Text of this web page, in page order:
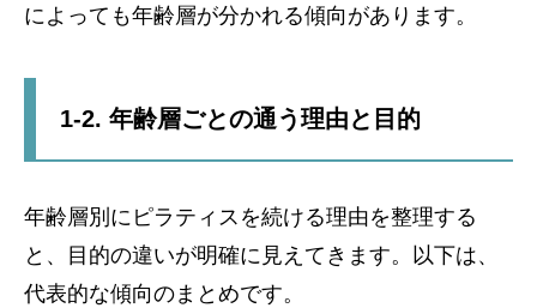
によっても年齢層が分かれる傾向があります。
1-2. 年齢層ごとの通う理由と目的
年齢層別にピラティスを続ける理由を整理する
と、目的の違いが明確に見えてきます。以下は、
代表的な傾向のまとめです。